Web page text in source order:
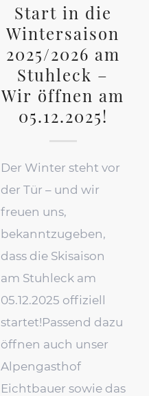
Start in die
Wintersaison
2025/2026 am
Stuhleck –
Wir öffnen am
05.12.2025!
Der Winter steht vor
der Tür – und wir
freuen uns,
bekanntzugeben,
dass die Skisaison
am Stuhleck am
05.12.2025 offiziell
startet!Passend dazu
öffnen auch unser
Alpengasthof
Eichtbauer sowie das